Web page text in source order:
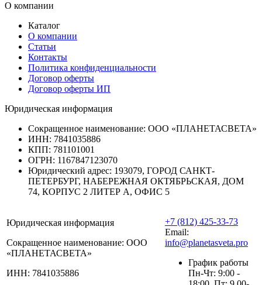
О компании
Каталог
О компании
Статьи
Контакты
Политика конфиденциальности
Договор оферты
Договор оферты ИП
Юридическая информация
Сокращенное наименование: ООО «ПЛАНЕТАСВЕТА»
ИНН: 7841035886
КПП: 781101001
ОГРН: 1167847123070
Юридический адрес: 193079, ГОРОД САНКТ-
ПЕТЕРБУРГ, НАБЕРЕЖНАЯ ОКТЯБРЬСКАЯ, ДОМ
74, КОРПУС 2 ЛИТЕР А, ОФИС 5
Юридическая информация
Сокращенное наименование: ООО
«ПЛАНЕТАСВЕТА»
ИНН: 7841035886
+7 (812) 425-33-73
Email:
info@planetasveta.pro
График работы
Пн-Чт: 9:00 -